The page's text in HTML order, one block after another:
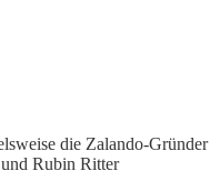
die Zalando-Gründer
Rubin Ritter